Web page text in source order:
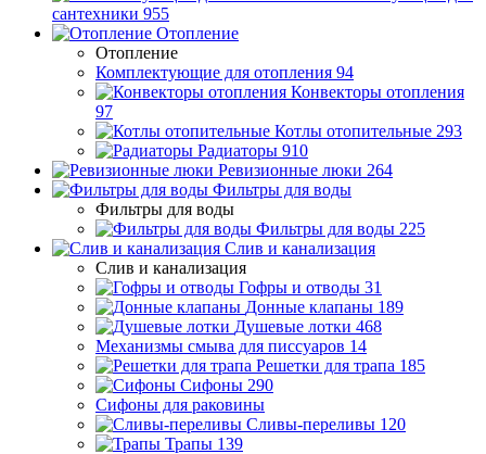
сантехники 955
Отопление
Отопление
Комплектующие для отопления 94
Конвекторы отопления
97
Котлы отопительные 293
Радиаторы 910
Ревизионные люки 264
Фильтры для воды
Фильтры для воды
Фильтры для воды 225
Слив и канализация
Слив и канализация
Гофры и отводы 31
Донные клапаны 189
Душевые лотки 468
Механизмы смыва для писсуаров 14
Решетки для трапа 185
Сифоны 290
Сифоны для раковины
Сливы-переливы 120
Трапы 139